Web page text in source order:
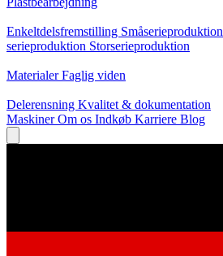
Enkeltdelsfremstilling Småserieproduktion
serieproduktion Storserieproduktion
MaterialerFaglig viden
Delerensning Kvalitet & dokumentation
MaskinerOm os Indkøb Karriere Blog